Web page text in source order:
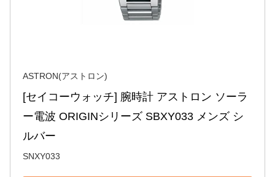
ASTRON(アストロン)
[セイコーウォッチ] 腕時計 アストロン ソーラ
ー電波 ORIGINシリーズ SBXY033 メンズ シ
ルバー
SNXY033